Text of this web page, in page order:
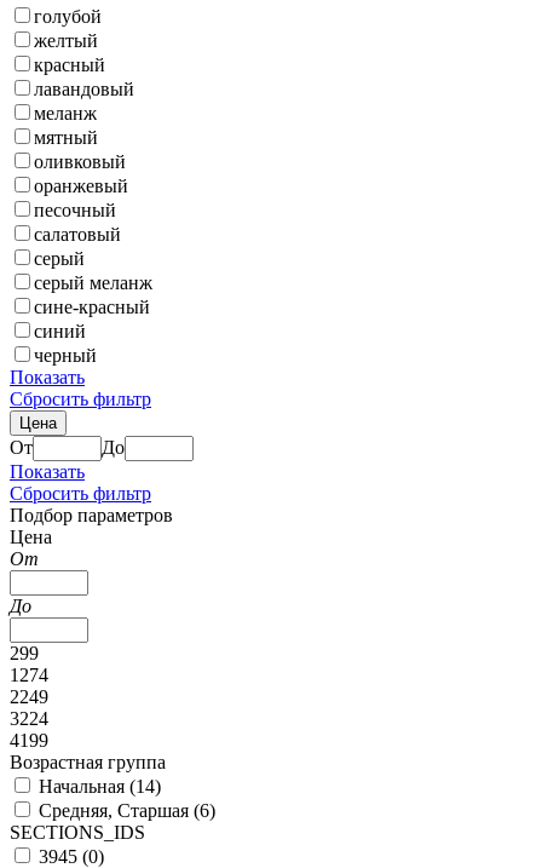
голубой
желтый
красный
лавандовый
меланж
мятный
оливковый
оранжевый
песочный
салатовый
серый
серый меланж
сине-красный
синий
черный
Показать
Сбросить фильтр
Цена
От
До
Показать
Сбросить фильтр
Подбор параметров
Цена
От
До
299
1274
2249
3224
4199
Возрастная группа
Начальная (14)
Средняя, Старшая (6)
SECTIONS_IDS
3945 (0)